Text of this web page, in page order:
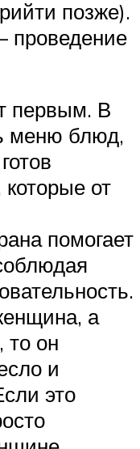
позже).
первым. В
меню блюд,
которые от
помогает
а
он
и
это